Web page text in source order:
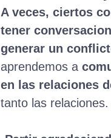
A veces, ciertos
tener
generar un
aprendemos a
en las relaciones
tanto las